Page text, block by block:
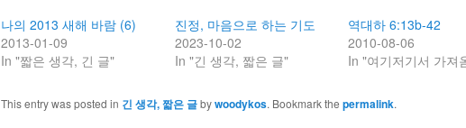
나의 2013 새해 바람 (6)
2013-01-09
In "짧은 생각, 긴 글"
진정, 마음으로 하는 기도
2023-10-02
In "긴 생각, 짧은 글"
역대하 6:13b-42
2010-08-06
In "여기저기서 가져
This entry was posted in 긴 생각, 짧은 글bywoodykos. Bookmark the permalink.